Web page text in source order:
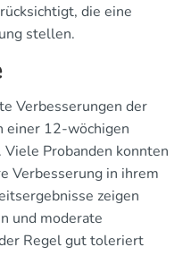
die eine
stellen.
Verbesserungen der
einer 12-wöchigen
Probanden konnten
Verbesserung in ihrem
zeigen
und moderate
Regel gut toleriert